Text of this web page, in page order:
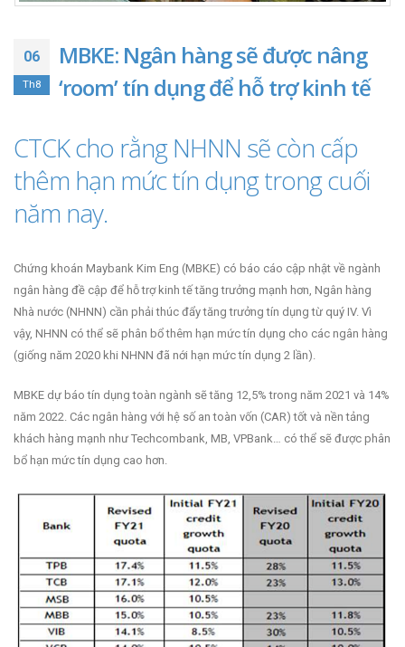
06
Th8
MBKE: Ngân hàng sẽ được nâng
‘room’ tín dụng để hỗ trợ kinh tế
CTCK cho rằng NHNN sẽ còn cấp
thêm hạn mức tín dụng trong cuối
năm nay.
Chứng khoán Maybank Kim Eng (MBKE) có báo cáo cập nhật về ngành
ngân hàng đề cập để hỗ trợ kinh tế tăng trưởng mạnh hơn, Ngân hàng
Nhà nước (NHNN) cần phải thúc đẩy tăng trưởng tín dụng từ quý IV. Vì
vậy, NHNN có thể sẽ phân bổ thêm hạn mức tín dụng cho các ngân hàng
(giống năm 2020 khi NHNN đã nới hạn mức tín dụng 2 lần).
MBKE dự báo tín dụng toàn ngành sẽ tăng 12,5% trong năm 2021 và 14%
năm 2022. Các ngân hàng với hệ số an toàn vốn (CAR) tốt và nền tảng
khách hàng mạnh như Techcombank, MB, VPBank… có thể sẽ được phân
bổ hạn mức tín dụng cao hơn.